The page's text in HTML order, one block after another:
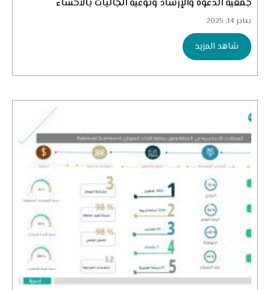
جمعية الدعوة والإرشاد وتوعية الجاليات بالأحساء
يناير 14, 2025
شاهد المزيد